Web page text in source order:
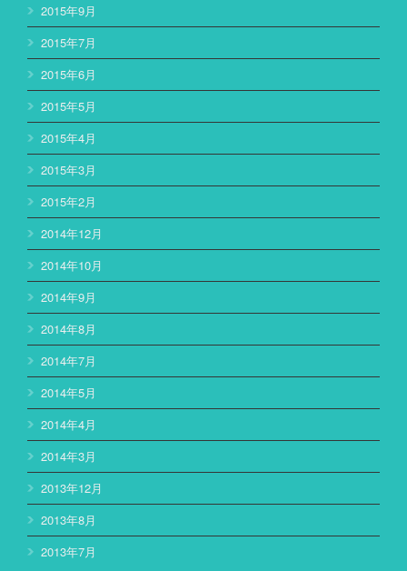
2015年9月
2015年7月
2015年6月
2015年5月
2015年4月
2015年3月
2015年2月
2014年12月
2014年10月
2014年9月
2014年8月
2014年7月
2014年5月
2014年4月
2014年3月
2013年12月
2013年8月
2013年7月